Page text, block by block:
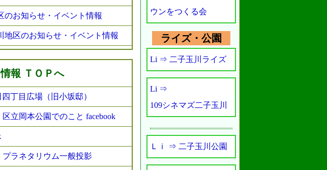
ウンをつくる会
ライズ・公園
Li ⇒ 二子玉川ライズ
Li ⇒
109シネマズ二子玉川
Ｌｉ ⇒ 二子玉川公園
お知らせ・イベント情報
区のお知らせ・イベント情報
報 ＴＯＰへ
丁目広場（旧小坂邸）
立岡本公園でのこと facebook
ラネタリウム一般投影